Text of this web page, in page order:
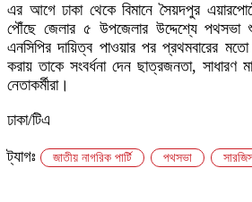
এর আগে ঢাকা থেকে বিমানে সৈয়দপুর
পৌঁছে জেলার ৫ উপজেলার উদ্দেশ্যে
এনসিপির দায়িত্ব পাওয়ার পর প্রথমবারের
করায় তাকে সংবর্ধনা দেন ছাত্রজনতা, সাধারণ
নেতাকর্মীরা।
ঢাকা/টিএ
ট্যাগঃ জাতীয় নাগরিক পার্টি পথসভা